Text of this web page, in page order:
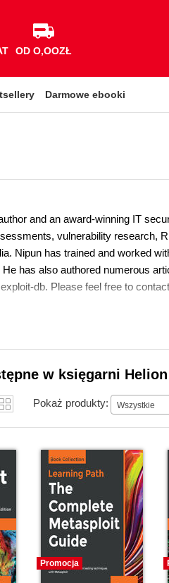
OD O,OOZŁ
Darmowe ebooki
and an award-winning IT
vulnerability research,
Nipun has trained and worked
has also authored numerous
db. Please feel free to
w księgarni Helion
Pokaż produkty: Wszystkie
Promocja